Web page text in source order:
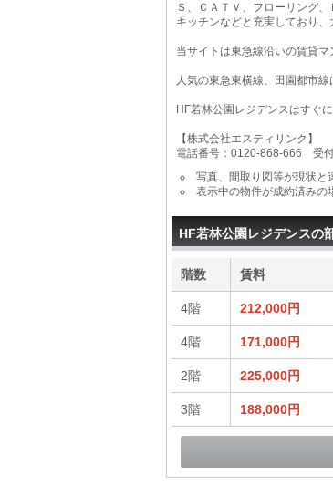
Ｓ、ＣＡＴＶ、フローリング
キッチンなどと充実しており、
当サイトは東急線沿いの賃貸マ
人気の東急東横線、田園都市
HF若林公園レジデンスはすぐ
【株式会社エスティリンク】
電話番号：0120-868-666 受
写真、間取り図等が現状と
表示中の物件が成約済みの
HF若林公園レジデンスの
階数 賃料
4階 212,000円
4階 171,000円
2階 225,000円
3階 188,000円